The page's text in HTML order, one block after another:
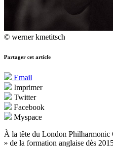
© werner kmetitsch
Partager cet article
Email
Imprimer
Twitter
Facebook
Myspace
À la tête du London Philharmonic
» de la formation anglaise dès